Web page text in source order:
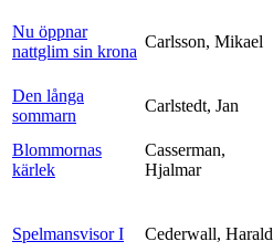
Nu öppnar
nattglim sin krona
Carlsson, Mikael
Den långa
sommarn
Carlstedt, Jan
Blommornas
kärlek
Casserman,
Hjalmar
Spelmansvisor I Cederwall, Harald